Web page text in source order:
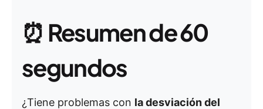
⏰ Resumen de 60
segundos
¿Tiene problemas con la desviación del